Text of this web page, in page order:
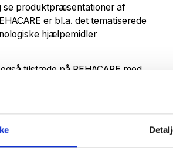
se produktpræsentationer af
er bl.a. det tematiserede
hjælpemidler
tilstæde på REHACARE med
og danske virksomheder
både innovative og